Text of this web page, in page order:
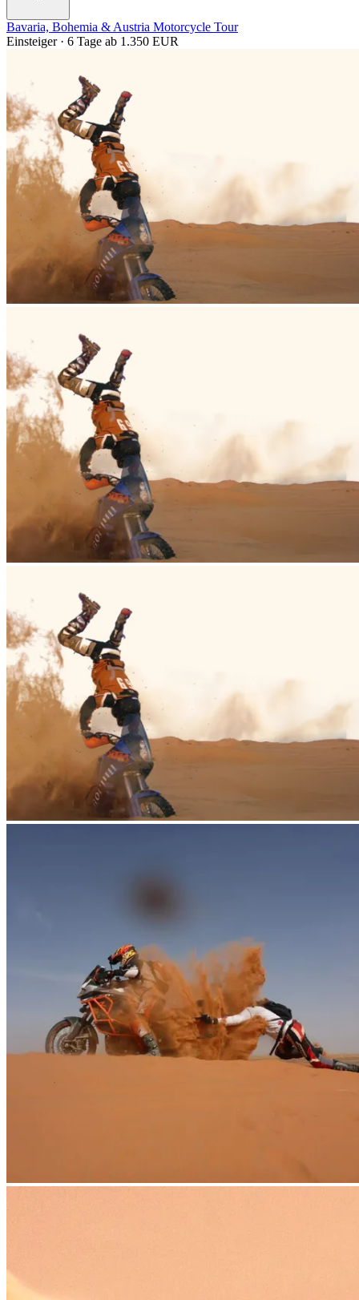
Bavaria, Bohemia & Austria Motorcycle Tour
Einsteiger · 6 Tage ab 1.350 EUR